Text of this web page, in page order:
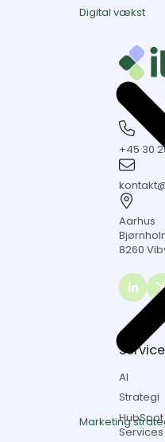
Digital vækst
Marketing
+45 30
+45
20
04
60
Aarhus
8260
Aarhus
Alle
22,
8260
Viby
J,
Danmark
Link
to
Itch
on
AI
Strategi
HubSpot
Services